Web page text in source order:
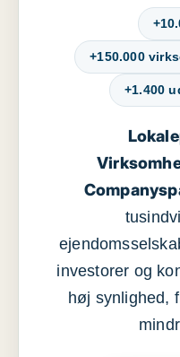
+150.000
+1.400
investorer og
høj synlighed,